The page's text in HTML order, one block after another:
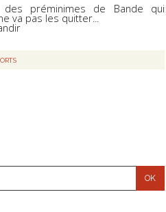
préminimes de Bande qui
va pas les quitter...